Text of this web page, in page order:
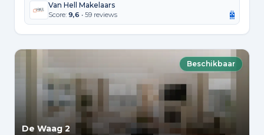
Van Hell Makelaars
Score: 9,6 • 59 reviews
Beschikbaar
De Waag 2